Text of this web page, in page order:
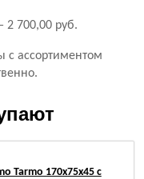
2 700,00 руб.
с ассортиментом
Tarmo 170x75x45 с